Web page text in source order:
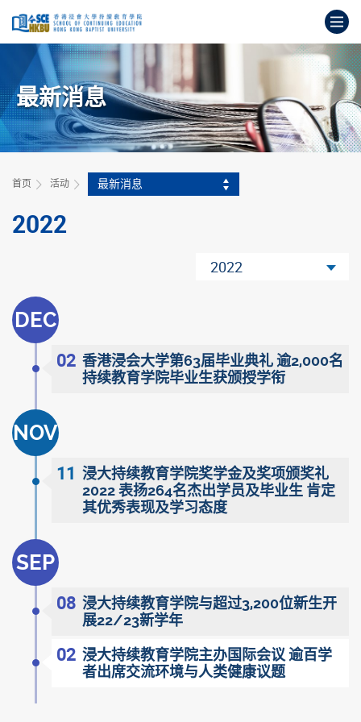
容
打
要
内
容
最新消息
首页 活动 最新消息
2022
2022
DEC
02 香港浸会大学第63届毕业典礼 逾2,000名
持续教育学院毕业生获颁授学衔
NOV
11 浸大持续教育学院奖学金及奖项颁奖礼
2022 表扬264名杰出学员及毕业生 肯定
其优秀表现及学习态度
SEP
08 浸大持续教育学院与超过3,200位新生开
展22/23新学年
02 浸大持续教育学院主办国际会议 逾百学
者出席交流环境与人类健康议题